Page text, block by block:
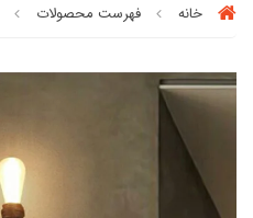
خانه فهرست محصولات